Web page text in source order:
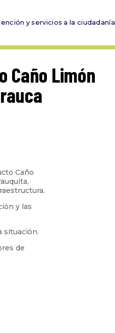
y servicios a la ciudadanía
Caño Limón
Caño
y las
situación.
de